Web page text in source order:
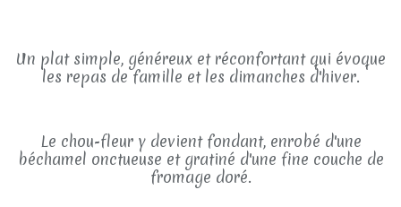
Un plat simple, généreux et réconfortant qui évoque
les repas de famille et les dimanches d'hiver.
Le chou-fleur y devient fondant, enrobé d'une
béchamel onctueuse et gratiné d'une fine couche de
fromage doré.